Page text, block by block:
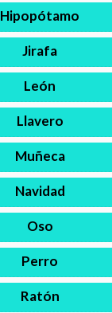
Hipopótamo
Jirafa
León
Llavero
Muñeca
Navidad
Oso
Perro
Ratón